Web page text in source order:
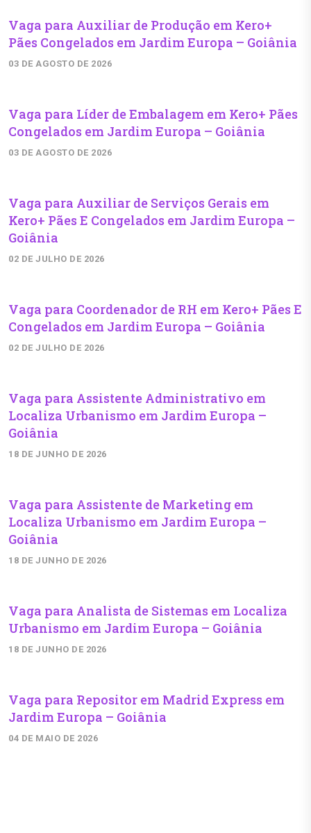
Vaga para Auxiliar de Produção em Kero+
Pães Congelados em Jardim Europa – Goiânia
03 DE AGOSTO DE 2026
Vaga para Líder de Embalagem em Kero+ Pães
Congelados em Jardim Europa – Goiânia
03 DE AGOSTO DE 2026
Vaga para Auxiliar de Serviços Gerais em
Kero+ Pães E Congelados em Jardim Europa –
Goiânia
02 DE JULHO DE 2026
Vaga para Coordenador de RH em Kero+ Pães E
Congelados em Jardim Europa – Goiânia
02 DE JULHO DE 2026
Vaga para Assistente Administrativo em
Localiza Urbanismo em Jardim Europa –
Goiânia
18 DE JUNHO DE 2026
Vaga para Assistente de Marketing em
Localiza Urbanismo em Jardim Europa –
Goiânia
18 DE JUNHO DE 2026
Vaga para Analista de Sistemas em Localiza
Urbanismo em Jardim Europa – Goiânia
18 DE JUNHO DE 2026
Vaga para Repositor em Madrid Express em
Jardim Europa – Goiânia
04 DE MAIO DE 2026